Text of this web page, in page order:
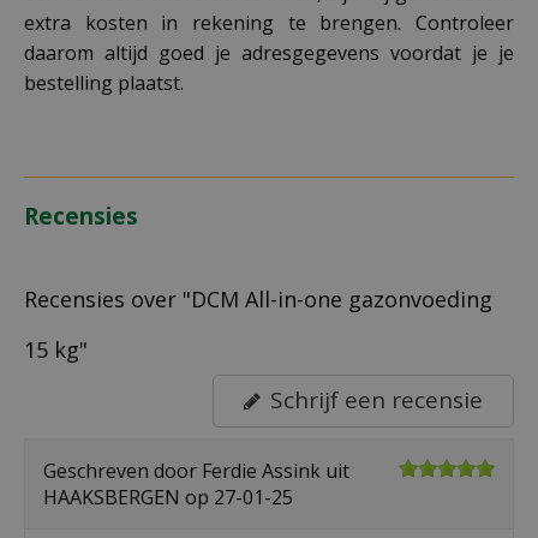
extra kosten in rekening te brengen. Controleer
daarom altijd goed je adresgegevens voordat je je
bestelling plaatst.
Recensies
Recensies over "DCM All-in-one gazonvoeding
15 kg"
Schrijf een recensie
Geschreven door Ferdie Assink uit
HAAKSBERGEN op 27-01-25